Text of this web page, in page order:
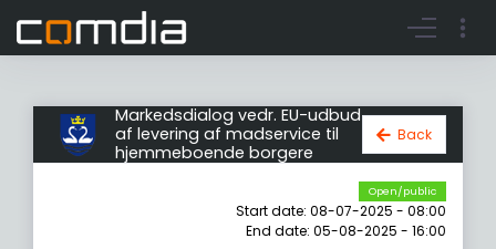
Go to login Register account
Markedsdialog vedr. EU-udbud
af levering af madservice til
hjemmeboende borgere
Back
Open/public
Start date: 08-07-2025 - 08:00
End date: 05-08-2025 - 16:00